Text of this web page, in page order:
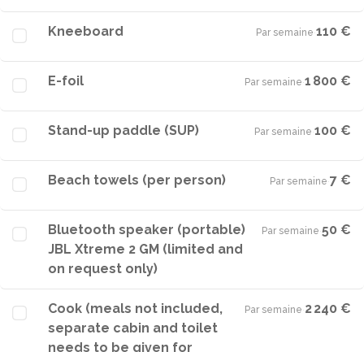
Kneeboard Par semaine·110 €
E-foil Par semaine·1 800 €
Stand-up paddle (SUP) Par semaine·100 €
Beach towels (per person) Par semaine·7 €
Bluetooth speaker (portable)
JBL Xtreme 2 GM (limited and
on request only)
Par semaine·50 €
Cook (meals not included,
separate cabin and toilet
needs to be given for
Par semaine·2 240 €